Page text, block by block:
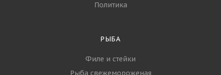
Политика
РЫБА
Филе и стейки
Рыба свежемороженая